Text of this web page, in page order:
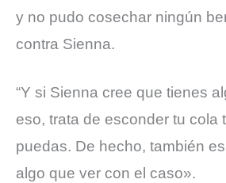
y no pudo cosechar ningún
contra Sienna.
“Y si Sienna cree que tienes
eso, trata de esconder tu cola
puedas. De hecho, también
algo que ver con el caso».